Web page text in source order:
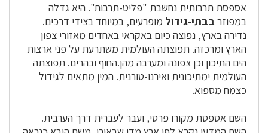
אספסת תרבותית נחשבת "פליט-תרבות". היא גדלה
במפוזר בבתי-גידול מופרעים, במיוחד בצידי דרכים.
נדירה בארץ, נפוצה כיום באקראי באחדים מאזורי צפון
הארץ ומרכזה. תפוצתה העולמית משתרעת על פני ארצות
הים התיכון וכן צפונה ומערבה מהן.החוף ובהרים. תפוצתה
העולמית ימתיכונית ואירנו-טורנית. המין מתאים לגידול
כצמח מספוא.
השם אספסת מקורו פרסי, ועבר לעברית דרך הערבית.